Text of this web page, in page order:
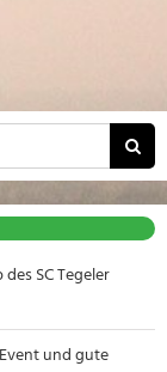
SC Tegeler
und gute